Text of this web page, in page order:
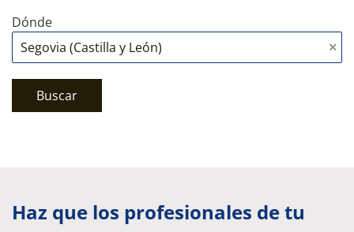
Dónde
Buscar
Haz que los profesionales de tu